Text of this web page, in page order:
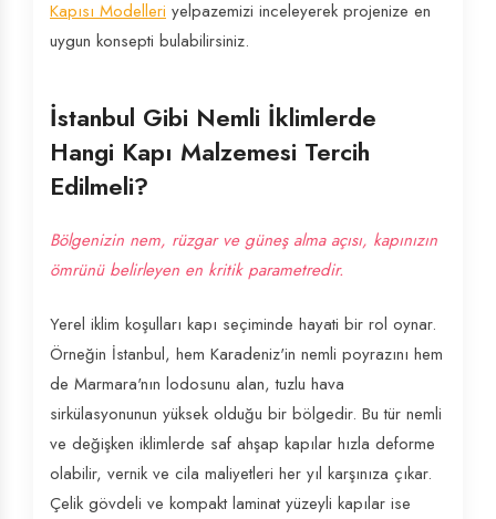
Kapısı Modelleri yelpazemizi inceleyerek projenize en
uygun konsepti bulabilirsiniz.
İstanbul Gibi Nemli İklimlerde
Hangi Kapı Malzemesi Tercih
Edilmeli?
Bölgenizin nem, rüzgar ve güneş alma açısı, kapınızın
ömrünü belirleyen en kritik parametredir.
Yerel iklim koşulları kapı seçiminde hayati bir rol oynar.
Örneğin İstanbul, hem Karadeniz'in nemli poyrazını hem
de Marmara'nın lodosunu alan, tuzlu hava
sirkülasyonunun yüksek olduğu bir bölgedir. Bu tür nemli
ve değişken iklimlerde saf ahşap kapılar hızla deforme
olabilir, vernik ve cila maliyetleri her yıl karşınıza çıkar.
Çelik gövdeli ve kompakt laminat yüzeyli kapılar ise